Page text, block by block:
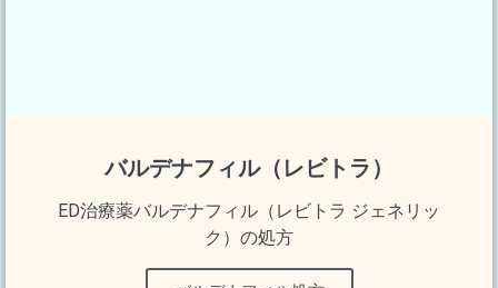
バルデナフィル（レビトラ）
ED治療薬バルデナフィル（レビトラ ジェネリッ
ク）の処方